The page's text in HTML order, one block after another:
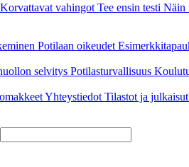
Korvattavat vahingot Tee ensin testi Näin
Potilaan oikeudet
selvitys Potilasturvallisuus
Yhteystiedot Tilastot ja julkaisut